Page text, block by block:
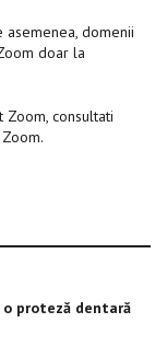
domenii
doar la
consultati
proteză dentară